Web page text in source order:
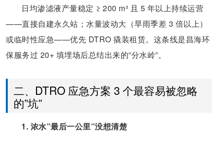
日均渗滤液产量稳定 ≥ 200 m³ 且 5 年以上持续运营
——直接自建永久站；水量波动大（旱雨季差 3 倍以上）
或临时性应急——优先 DTRO 撬装租赁。这条线是昌海环
保服务过 20+ 填埋场后总结出来的”分水岭”。
二、DTRO 应急方案 3 个最容易被忽略
的”坑”
1. 浓水”最后一公里”没想清楚